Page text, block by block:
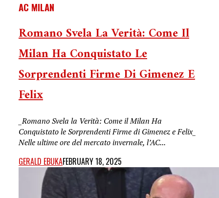
AC MILAN
Romano Svela La Verità: Come Il
Milan Ha Conquistato Le
Sorprendenti Firme Di Gimenez E
Felix
_Romano Svela la Verità: Come il Milan Ha
Conquistato le Sorprendenti Firme di Gimenez e Felix_
Nelle ultime ore del mercato invernale, l’AC...
GERALD EBUKAFEBRUARY 18, 2025